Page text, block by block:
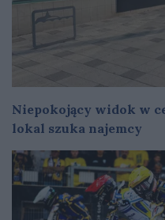
Niepokojący widok w
lokal szuka najemcy